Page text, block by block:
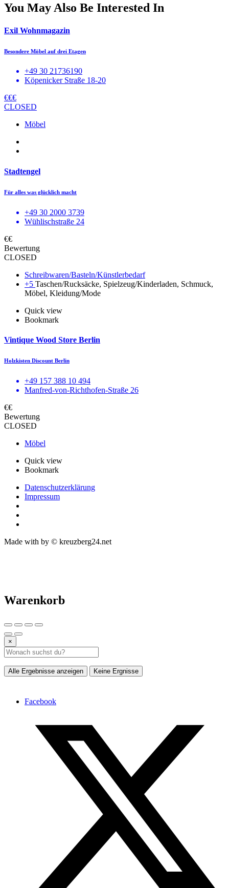
You May Also Be Interested In
Exil Wohnmagazin
Besondere Möbel auf drei Etagen
+49 30 21736190
Köpenicker Straße 18-20
€€€
CLOSED
Möbel
Stadtengel
Für alles was glücklich macht
+49 30 2000 3739
Wühlischstraße 24
€€
Bewertung
CLOSED
Schreibwaren/Basteln/Künstlerbedarf
+5 Taschen/Rucksäcke, Spielzeug/Kinderladen, Schmuck,
Möbel, Kleidung/Mode
Quick view
Bookmark
Vintique Wood Store Berlin
Holzkisten Discount Berlin
+49 157 388 10 494
Manfred-von-Richthofen-Straße 26
€€
Bewertung
CLOSED
Möbel
Quick view
Bookmark
Datenschutzerklärung
Impressum
Made with by © kreuzberg24.net
Warenkorb
×
Alle Ergebnisse anzeigen Keine Ergnisse
Facebook